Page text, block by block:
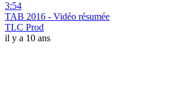
3:54
TAB 2016 - Vidéo résumée
TLC Prod
il y a 10 ans